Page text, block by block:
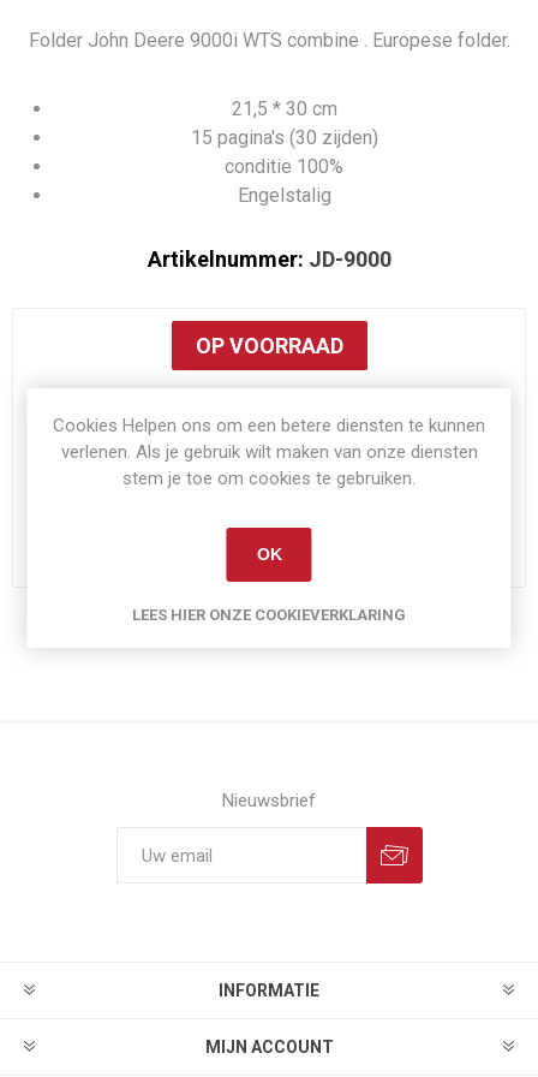
Folder John Deere 9000i WTS combine . Europese folder.
21,5 * 30 cm
15 pagina's (30 zijden)
conditie 100%
Engelstalig
Artikelnummer: JD-9000
OP VOORRAAD
€8,00
Exclusiefverzenden
Nieuwsbrief
INFORMATIE
MIJN ACCOUNT
Cookies Helpen ons om een betere diensten te kunnen
verlenen. Als je gebruik wilt maken van onze diensten
stem je toe om cookies te gebruiken.
OK
LEES HIER ONZE COOKIEVERKLARING